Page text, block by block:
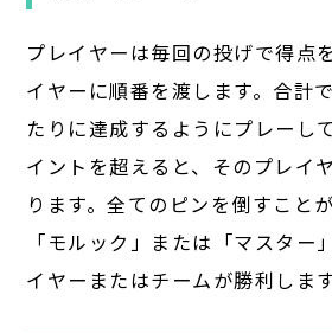
プレイヤーは毎回の投げで得点
イヤーに順番を渡します。合計
たりに達成するようにプレーし
イントを超えると、そのプレイ
ります。全てのピンを倒すこと
「モルック」または「マスター
イヤーまたはチームが勝利します